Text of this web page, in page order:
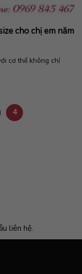
cho chị em năm
cơ thể không chỉ
4
liên hệ.